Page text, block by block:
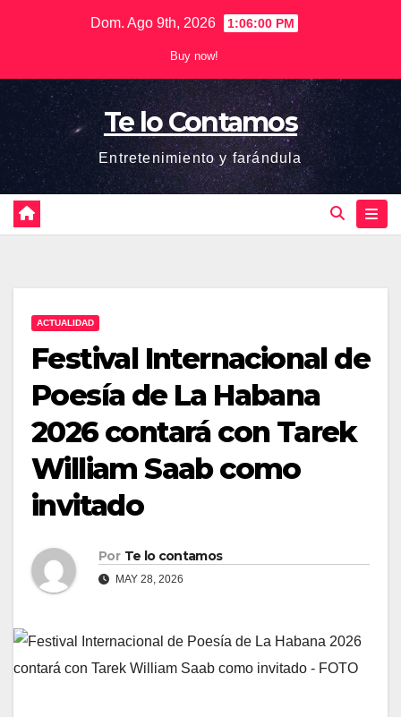
Dom. Ago 9th, 2026 1:06:00 PM
Buy now!
Te lo Contamos
Entretenimiento y farándula
ACTUALIDAD
Festival Internacional de
Poesía de La Habana
2026 contará con Tarek
William Saab como
invitado
Por Te lo contamos
MAY 28, 2026